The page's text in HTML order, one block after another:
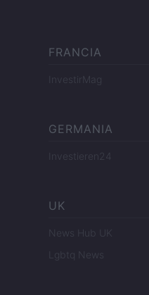
FRANCIA
InvestirMag
GERMANIA
Investieren24
UK
News Hub UK
Lgbtq News